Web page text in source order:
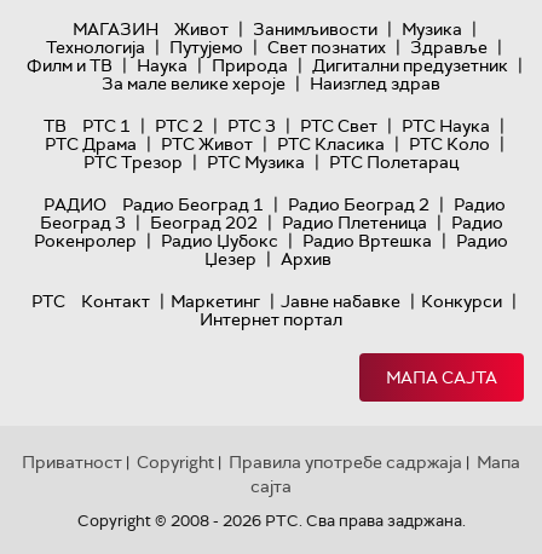
МАГАЗИН
Живот | Занимљивости | Музика |
Технологијa | Путујемо | Свет познатих | Здравље |
Филм и ТВ | Наука | Природа | Дигитални предузетник |
За мале велике хероје | Наизглед здрав
ТВ
РТС 1 | РТС 2 | РТС 3 | РТС Свет | РТС Наука |
РТС Драма | РТС Живот | РТС Класика | РТС Коло |
РТС Трезор | РТС Музика | РТС Полетарац
РАДИО
Радио Београд 1 | Радио Београд 2 | Радио
Београд 3 | Београд 202 | Радио Плетеница | Радио
Рокенролер | Радио Џубокс | Радио Вртешка | Радио
Џезер | Архив
РТС
Контакт | Маркетинг | Јавне набавке | Конкурси |
Интернет портал
МАПА САЈТА
Приватност | Copyright | Правила употребе садржаја | Мапа
сајта
Copyright © 2008 - 2026 РТС. Сва права задржана.